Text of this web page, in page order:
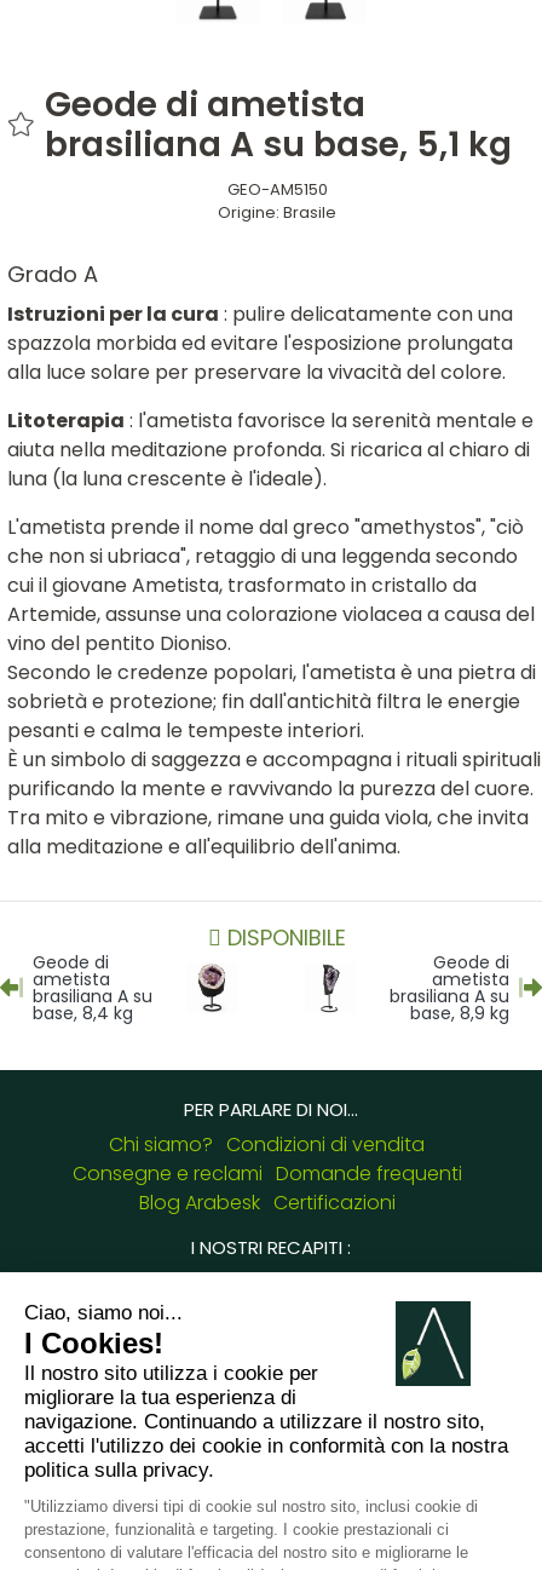
Geode di ametista
brasiliana A su base, 5,1 kg
GEO-AM5150
Origine: Brasile
Grado A
Istruzioni per la cura : pulire delicatamente con una
spazzola morbida ed evitare l'esposizione prolungata
alla luce solare per preservare la vivacità del colore.
Litoterapia : l'ametista favorisce la serenità mentale e
aiuta nella meditazione profonda. Si ricarica al chiaro di
luna (la luna crescente è l'ideale).
L'ametista prende il nome dal greco "amethystos", "ciò
che non si ubriaca", retaggio di una leggenda secondo
cui il giovane Ametista, trasformato in cristallo da
Artemide, assunse una colorazione violacea a causa del
vino del pentito Dioniso.
Secondo le credenze popolari, l'ametista è una pietra di
sobrietà e protezione; fin dall'antichità filtra le energie
pesanti e calma le tempeste interiori.
È un simbolo di saggezza e accompagna i rituali spirituali
purificando la mente e ravvivando la purezza del cuore.
Tra mito e vibrazione, rimane una guida viola, che invita
alla meditazione e all'equilibrio dell'anima.
DISPONIBILE
Geode di
ametista
brasiliana A su
base, 8,4 kg
Geode di
ametista
brasiliana A su
base, 8,9 kg
PER PARLARE DI NOI...
Chi siamo? Condizioni di vendita
Consegne e reclami Domande frequenti
Blog Arabesk Certificazioni
I NOSTRI RECAPITI :
giulia.cascione@arabesk.eu
Contattaci su :
FR GB ES IT DE PL PT